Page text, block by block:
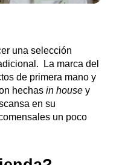
una selección
La marca del
de primera mano y
hechasin housey
en su
un poco